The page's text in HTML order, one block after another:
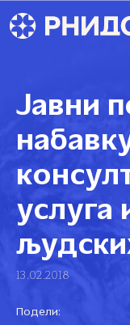
Јавни
услуга
13.02.2018
Подели: